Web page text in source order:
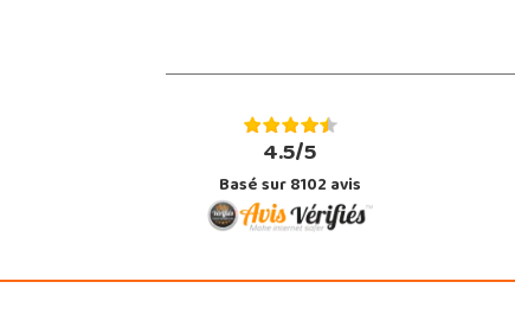
4.5/5
Basé sur 8102 avis